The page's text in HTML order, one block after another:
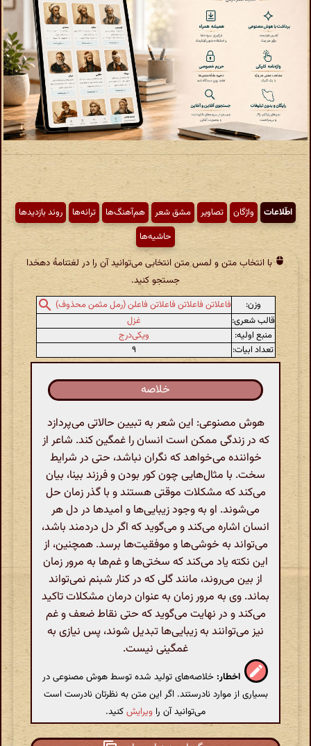
اطّلاعات واژگان تصاویر مشق شعر هم‌آهنگ‌ها ترانه‌ها
روند بازدیدها
حاشیه‌ها
با انتخاب متن و لمس متن انتخابی می‌توانید آن را در لغتنامهٔ دهخدا
جستجو کنید.
وزن:
فاعلاتن فاعلاتن فاعلاتن فاعلن (رمل مثمن محذوف)
قالب شعری:
غزل
منبع اولیه:
ویکی‌درج
تعداد ابیات:
۹
خلاصه
هوش مصنوعی: این شعر به تبیین حالاتی می‌پردازد
که در زندگی ممکن است انسان را غمگین کند. شاعر از
خواننده می‌خواهد که نگران نباشد، حتی در شرایط
سخت. با مثال‌هایی چون کور بودن و فرزند بینا، بیان
می‌کند که مشکلات موقتی هستند و با گذر زمان حل
می‌شوند. او به وجود زیبایی‌ها و امیدها در دل هر
انسان اشاره می‌کند و می‌گوید که اگر دل دردمند باشد،
می‌تواند به خوشی‌ها و موفقیت‌ها برسد. همچنین، از
این نکته یاد می‌کند که سختی‌ها و غم‌ها به مرور زمان
از بین می‌روند، مانند گلی که در کنار شبنم نمی‌تواند
بماند. وی به مرور زمان به عنوان درمان مشکلات تاکید
می‌کند و در نهایت می‌گوید که حتی نقاط ضعف و غم
نیز می‌توانند به زیبایی‌ها تبدیل شوند، پس نیازی به
غمگینی نیست.
اخطار: خلاصه‌های تولید شده توسط هوش مصنوعی در
بسیاری از موارد نادرستند. اگر این متن به نظرتان نادرست است
می‌توانید آن را ویرایشکنید.